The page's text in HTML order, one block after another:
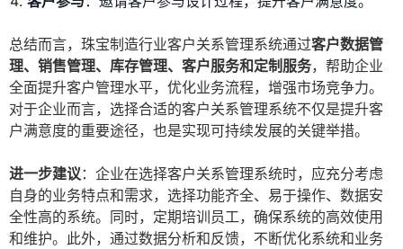
总结而言，珠宝制造行业客户关系管理系统通过客户数据管
理、销售管理、库存管理、客户服务和定制服务，帮助企业
全面提升客户管理水平，优化业务流程，增强市场竞争力。
对于企业而言，选择合适的客户关系管理系统不仅是提升客
户满意度的重要途径，也是实现可持续发展的关键举措。
进一步建议：企业在选择客户关系管理系统时，应充分考虑
自身的业务特点和需求，选择功能齐全、易于操作、数据安
全性高的系统。同时，定期培训员工，确保系统的高效使用
和维护。此外，通过数据分析和反馈，不断优化系统和业务